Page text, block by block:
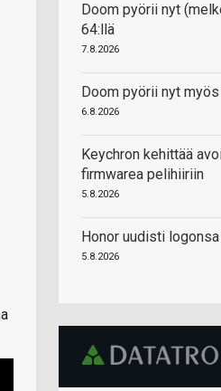
Doom pyörii nyt
64:llä
7.8.2026
Doom pyörii nyt
6.8.2026
Keychron kehittää
firmwarea pelihiiriin
5.8.2026
Honor uudisti logonsa
5.8.2026